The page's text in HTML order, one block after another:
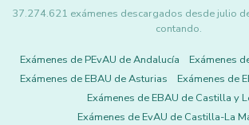
37.274.621 exámenes descargados desde julio
contando.
Exámenes de PEvAU de Andalucía
Exámenes
Exámenes de EBAU de Asturias
Exámenes de
Exámenes de EBAU de Castilla y
Exámenes de EvAU de Castilla-La